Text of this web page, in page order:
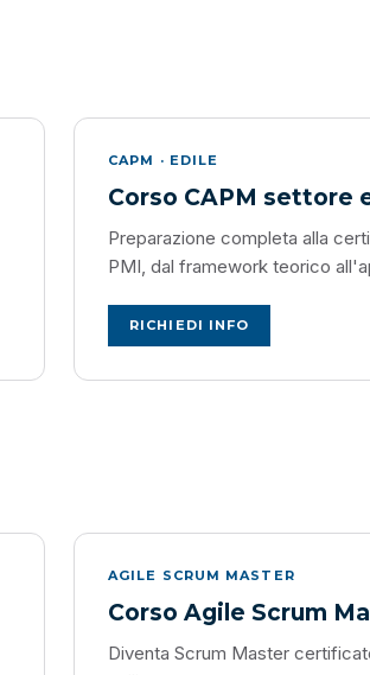
CAPM · EDILE
Corso CAPM settore
Preparazione completa alla
PMI, dal framework teorico
RICHIEDI INFO
AGILE SCRUM MASTER
Corso Agile Scrum
Diventa Scrum Master